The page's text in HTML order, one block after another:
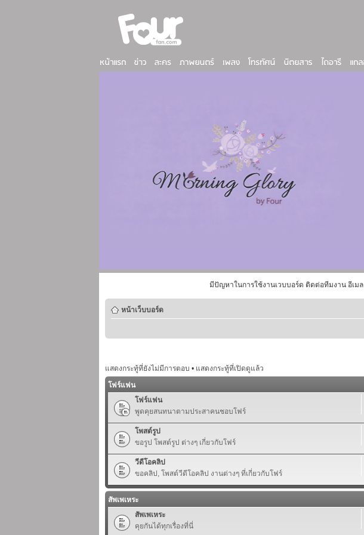
มีปัญหาในการใช้งานเวบบอร์ด ติดต่อทีมงาน อีเมล
หน้าเว็บบอร์ด
แสดงกระทู้ที่ยังไม่มีการตอบ • แสดงกระทู้ที่เปิดดูแล้ว
โฟร์แฟน
โฟร์แฟน
พูดคุยสนทนาตามประสาคนชอบโฟร์
โพสต์รูป
ขอรูป โพสต์รูป ต่างๆ เกี่ยวกับโฟร์
วีดีโอคลิป
ขอคลิป, โพสต์วีดีโอคลิป งานต่างๆ ที่เกี่ยวกับโฟร์
สัพเพเหระ
สัพเพเหระ
คุยกันได้ทุกเรื่องที่นี่